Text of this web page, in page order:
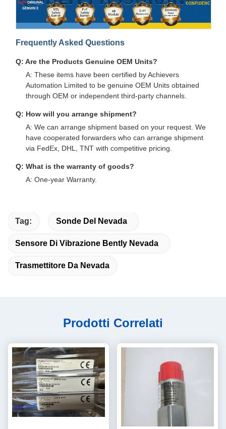
Frequently Asked Questions
Q: Are the Products Genuine OEM Units?
A: These items have been certified by Achievers
Automation Limited to be genuine OEM Units obtained
through OEM or independent third-party channels.
Q: How will you arrange shipment?
A: We can arrange shipment based on your request. We
have cooperated forwarders who can arrange shipment
via FedEx, DHL, TNT with competitive pricing.
Q: What is the warranty of goods?
A: One-year Warranty.
Tag: Sonde Del Nevada
Sensore Di Vibrazione Bently Nevada
Trasmettitore Da Nevada
Prodotti Correlati